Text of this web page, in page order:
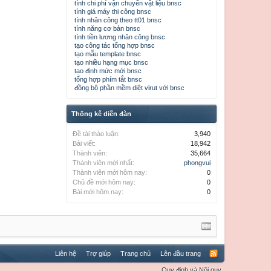
tính chi phí vận chuyển vật liệu bnsc
tính giá máy thi công bnsc
tính nhân công theo tt01 bnsc
tính năng cơ bản bnsc
tính tiền lương nhân công bnsc
tạo công tác tổng hợp bnsc
tạo mẫu template bnsc
tạo nhiều hạng mục bnsc
tạo định mức mới bnsc
tổng hợp phím tắt bnsc
đồng bộ phần mềm diệt virut với bnsc
Thống kê diễn đàn
Đề tài thảo luận:
3,940
Bài viết:
18,942
Thành viên:
35,664
Thành viên mới nhất:
phongvui
Thành viên mới hôm nay:
0
Chủ đề mới hôm nay:
0
Bài mới hôm nay:
0
Liên hệ Trợ giúp Trang chủ Lên đầu trang